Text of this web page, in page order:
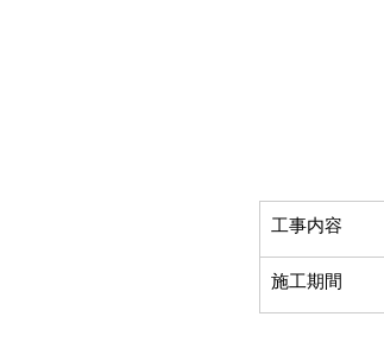
​工事内容
​施工期間